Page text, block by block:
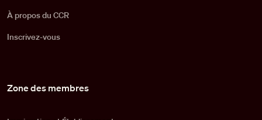
À propos du CCR
Inscrivez-vous
Zone des membres